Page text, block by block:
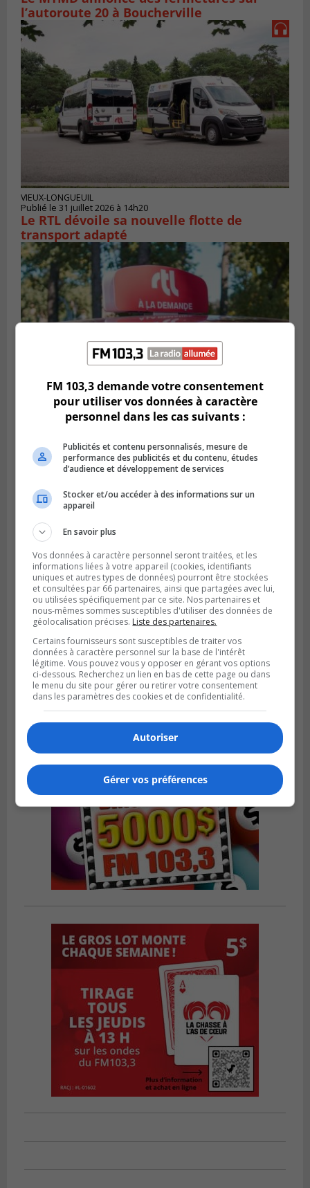
l’autoroute 20 à Boucherville
VIEUX-LONGUEUIL
Publié le 31 juillet 2026 à 14h20
Le RTL dévoile sa nouvelle flotte de
transport adapté
Le transport à la demande du RTL prend
de l’expansion à Brossard
BOUCHERVILLE
Publié le 31 juillet 2026 à 06h57
Boucherville veut de la sécurité
ferroviaire sur son territoire
FM 103,3 demande votre consentement
pour utiliser vos données à caractère
personnel dans les cas suivants :
Publicités et contenu personnalisés, mesure de
performance des publicités et du contenu, études
d’audience et développement de services
Stocker et/ou accéder à des informations sur un
appareil
En savoir plus
Vos données à caractère personnel seront traitées, et les
informations liées à votre appareil (cookies, identifiants
uniques et autres types de données) pourront être stockées
et consultées par 66 partenaires, ainsi que partagées avec lui,
ou utilisées spécifiquement par ce site. Nos partenaires et
nous-mêmes sommes susceptibles d'utiliser des données de
géolocalisation précises. Liste des partenaires.
Certains fournisseurs sont susceptibles de traiter vos
données à caractère personnel sur la base de l'intérêt
légitime. Vous pouvez vous y opposer en gérant vos options
ci-dessous. Recherchez un lien en bas de cette page ou dans
le menu du site pour gérer ou retirer votre consentement
dans les paramètres des cookies et de confidentialité.
Autoriser
Gérer vos préférences